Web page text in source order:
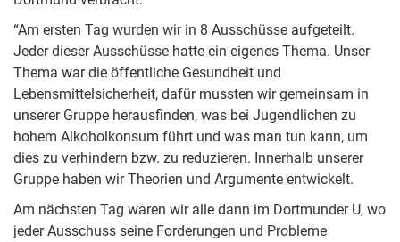
“Am ersten Tag wurden wir in 8 Ausschüsse aufgeteilt.
Jeder dieser Ausschüsse hatte ein eigenes Thema. Unser
Thema war die öffentliche Gesundheit und
Lebensmittelsicherheit, dafür mussten wir gemeinsam in
unserer Gruppe herausfinden, was bei Jugendlichen zu
hohem Alkoholkonsum führt und was man tun kann, um
dies zu verhindern bzw. zu reduzieren. Innerhalb unserer
Gruppe haben wir Theorien und Argumente entwickelt.
Am nächsten Tag waren wir alle dann im Dortmunder U, wo
jeder Ausschuss seine Forderungen und Probleme